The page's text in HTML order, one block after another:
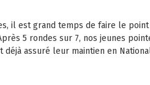
il est grand temps de faire le
5 rondes sur 7, nos jeunes
déjà assuré leur maintien en